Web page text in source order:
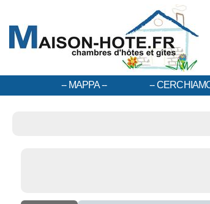
MAPPA